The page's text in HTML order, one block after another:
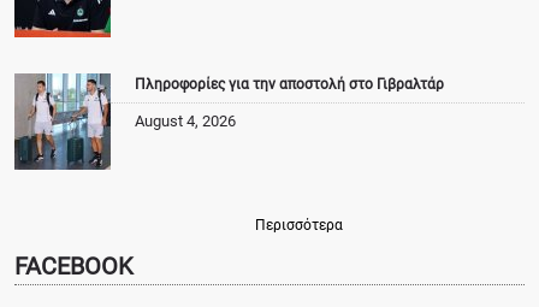
Πληροφορίες για την αποστολή στο Γιβραλτάρ
August 4, 2026
Περισσότερα
FACEBOOK